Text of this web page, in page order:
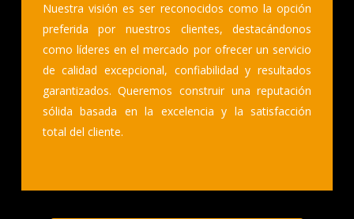
Nuestra visión es ser reconocidos como la opción
preferida por nuestros clientes, destacándonos
como líderes en el mercado por ofrecer un servicio
de calidad excepcional, confiabilidad y resultados
garantizados. Queremos construir una reputación
sólida basada en la excelencia y la satisfacción
total del cliente.